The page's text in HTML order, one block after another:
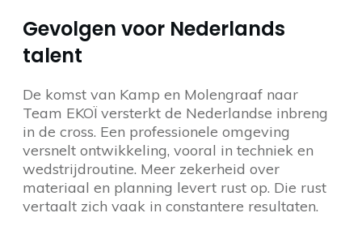
Gevolgen voor Nederlands
talent
De komst van Kamp en Molengraaf naar
Team EKOÏ versterkt de Nederlandse inbreng
in de cross. Een professionele omgeving
versnelt ontwikkeling, vooral in techniek en
wedstrijdroutine. Meer zekerheid over
materiaal en planning levert rust op. Die rust
vertaalt zich vaak in constantere resultaten.